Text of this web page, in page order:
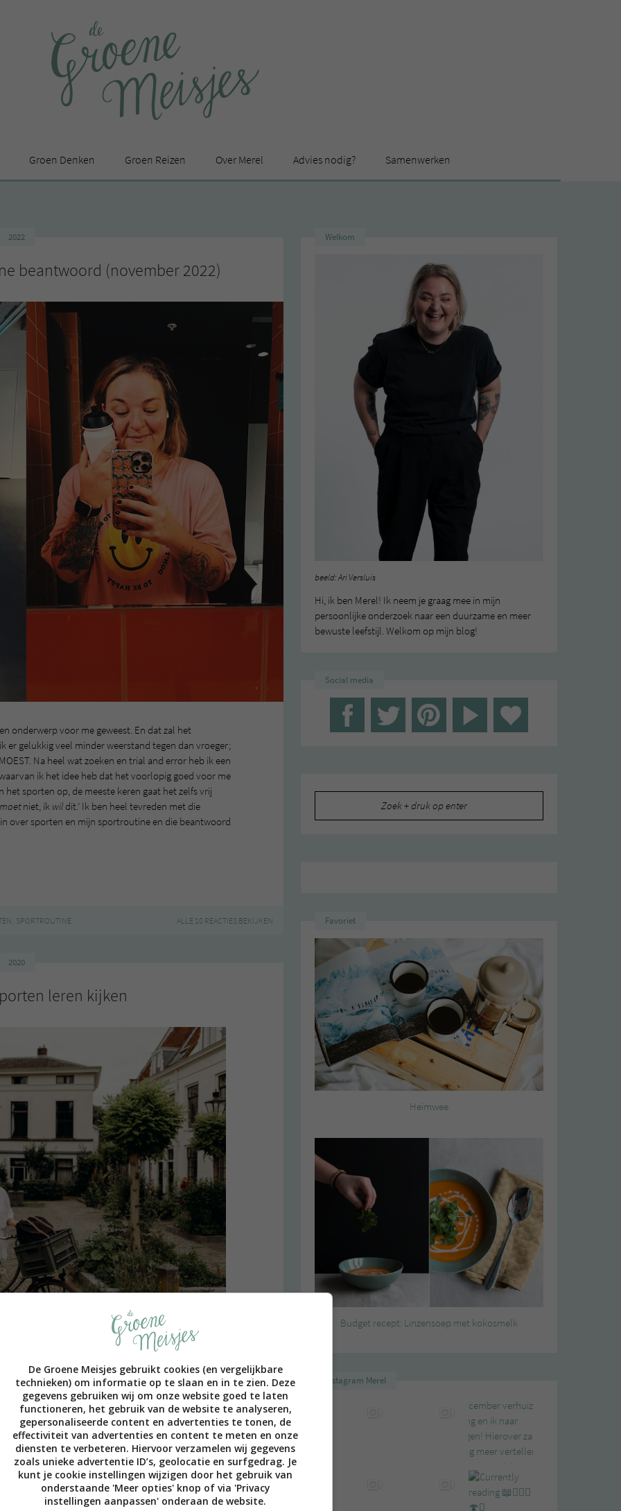
Groen Denken Groen Reizen Over Merel Advies nodig? Samenwerken
2022
beantwoord (november 2022)
onderwerp voor me geweest. En dat zal het
er gelukkig veel minder weerstand tegen dan vroeger;
Na heel wat zoeken en trial and error heb ik een
ik het idee heb dat het voorlopig goed voor me
het sporten op, de meeste keren gaat het zelfs vrij
moetniet, ik wildit.’ Ik ben heel tevreden met die
over sporten en mijn sportroutine en die beantwoord
, SPORTROUTINE ALLE 10 REACTIES BEKIJKEN
2020
leren kijken
ervaringen ermee zijn niet per se positief.
eens sporten, net als iedereen’) of het was een
gaan het er even af sporten’) en nooit was het écht
dat ik moest behalen door te sporten. Dat doel
niet heel motiverend. Inmiddels heb ik geleerd om
bewegen’ – zoals ik het tegenwoordig liever noem
Welkom
beeld: Ari Versluis
Hi, ik ben Merel! Ik neem je graag mee in mijn
persoonlijke onderzoek naar een duurzame en meer
bewuste leefstijl. Welkom op mijn blog!
Social media
Favoriet
Heimwee
Budget recept: Linzensoep met kokosmelk
Instagram Merel
De Groene Meisjes gebruikt cookies (en vergelijkbare
technieken) om informatie op te slaan en in te zien. Deze
gegevens gebruiken wij om onze website goed te laten
functioneren, het gebruik van de website te analyseren,
gepersonaliseerde content en advertenties te tonen, de
effectiviteit van advertenties en content te meten en onze
diensten te verbeteren. Hiervoor verzamelen wij gegevens
zoals unieke advertentie ID’s, geolocatie en surfgedrag. Je
kunt je cookie instellingen wijzigen door het gebruik van
onderstaande 'Meer opties' knop of via 'Privacy
instellingen aanpassen' onderaan de website.